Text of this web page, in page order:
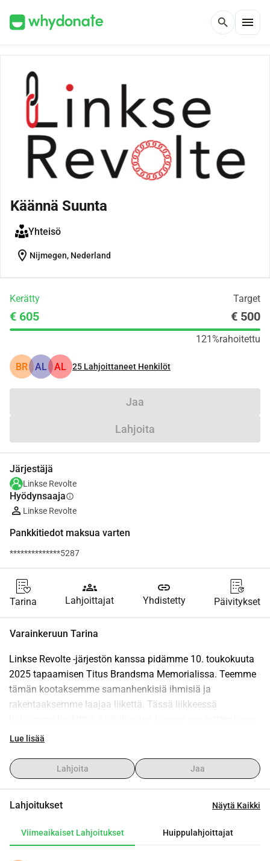
search menu
Käännä Suunta
Yhteisö
location_on Nijmegen, Nederland
Kerätty Target
€ 605 € 500
121%rahoitettu
BR AL AL 25 Lahjoittaneet Henkilöt
Jaa
Lahjoita
Järjestäjä
Linkse Revolte
Hyödynsaajainfo
Linkse Revolte
Pankkitiedot maksua varten
**************5287
Tarina
groups
Lahjoittajat
link
Yhdistetty Päivitykset
Varainkeruun Tarina
Linkse Revolte -järjestön kanssa pidämme 10. toukokuuta
2025 tapaamisen Titus Brandsma Memorialissa. Teemme
tämän kootaksemme samanhenkisiä ihmisiä ja
rakentaaksemme laajaa liikettä. Tässä liikkeessä
joka on tällä hetkellä nousussa Alankomaissa ja muualla.
oikeudenmukaisemman, solidaarisemman ja yhteisen
hyvinvoinnin yhteiskunnan puolesta.
Lue lisää
Lahjoita Jaa
Lahjoitukset Näytä Kaikki
Viimeaikaiset Lahjoitukset Huippulahjoittajat